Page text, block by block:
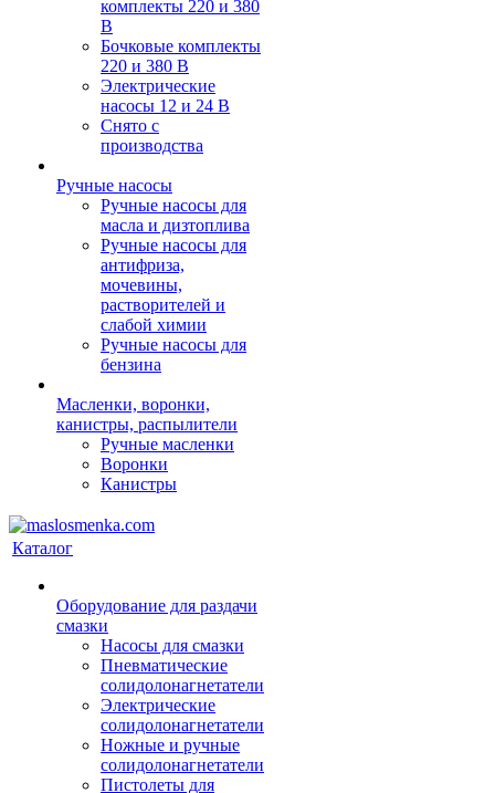
комплекты 220 и 380
В
Бочковые комплекты
220 и 380 В
Электрические
насосы 12 и 24 В
Снято с
производства
Ручные насосы
Ручные насосы для
масла и дизтоплива
Ручные насосы для
антифриза,
мочевины,
растворителей и
слабой химии
Ручные насосы для
бензина
Масленки, воронки,
канистры, распылители
Ручные масленки
Воронки
Канистры
Каталог
Оборудование для раздачи
смазки
Насосы для смазки
Пневматические
солидолонагнетатели
Электрические
солидолонагнетатели
Ножные и ручные
солидолонагнетатели
Пистолеты для